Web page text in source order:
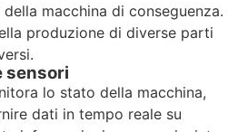
macchina di conseguenza.
produzione di diverse parti
sensori
lo stato della macchina,
dati in tempo reale su